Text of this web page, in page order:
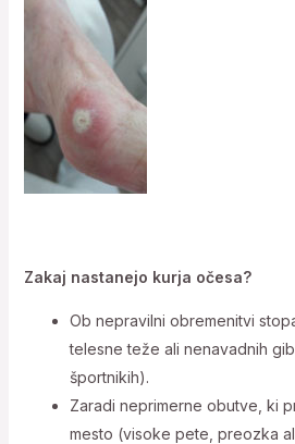
Zakaj nastanejo kurja očesa?
Ob nepravilni obremenitvi
telesne teže ali nenavadnih
športnikih).
Zaradi neprimerne obutve, ki
mesto (visoke pete, preozka